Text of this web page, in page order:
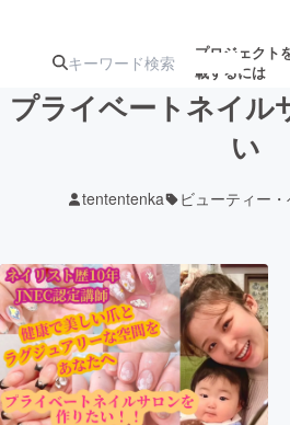
プロジェクト
載するには
ターン
ジェクト
アート・写真
テクノロジー・ガジェット
映像・映画
プライベートネイル
い
tententenka ビューティー